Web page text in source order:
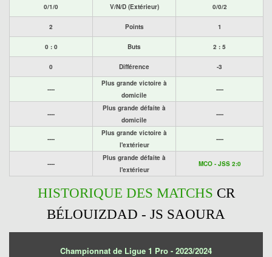
0/1/0 V/N/D (Extérieur) 0/0/2
2 Points 1
0 : 0 Buts 2 : 5
0 Différence -3
----
Plus grande victoire à
domicile
----
----
Plus grande défaite à
domicile
----
----
Plus grande victoire à
l'extérieur
----
----
Plus grande défaite à
l'extérieur
MCO - JSS 2:0
HISTORIQUE DES MATCHS CR
BÉLOUIZDAD - JS SAOURA
Championnat de Ligue 1 Pro - 2023/2024